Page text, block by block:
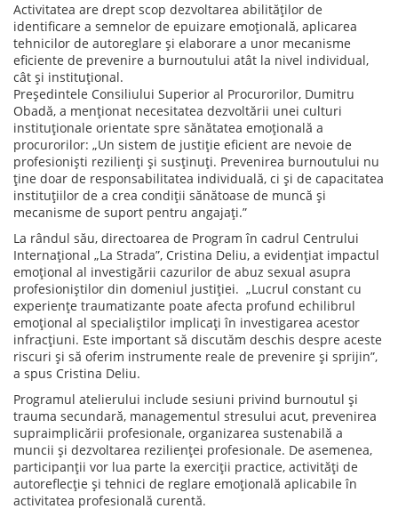
Activitatea are drept scop dezvoltarea abilităților de
identificare a semnelor de epuizare emoțională, aplicarea
tehnicilor de autoreglare și elaborare a unor mecanisme
eficiente de prevenire a burnoutului atât la nivel individual,
cât și instituțional.
Președintele Consiliului Superior al Procurorilor, Dumitru
Obadă, a menționat necesitatea dezvoltării unei culturi
instituționale orientate spre sănătatea emoțională a
procurorilor: „Un sistem de justiție eficient are nevoie de
profesioniști rezilienți și susținuți. Prevenirea burnoutului nu
ține doar de responsabilitatea individuală, ci și de capacitatea
instituțiilor de a crea condiții sănătoase de muncă și
mecanisme de suport pentru angajați.”
La rândul său, directoarea de Program în cadrul Centrului
Internațional „La Strada”, Cristina Deliu, a evidențiat impactul
emoțional al investigării cazurilor de abuz sexual asupra
profesioniștilor din domeniul justiției. „Lucrul constant cu
experiențe traumatizante poate afecta profund echilibrul
emoțional al specialiștilor implicați în investigarea acestor
infracțiuni. Este important să discutăm deschis despre aceste
riscuri și să oferim instrumente reale de prevenire și sprijin”,
a spus Cristina Deliu.
Programul atelierului include sesiuni privind burnoutul și
trauma secundară, managementul stresului acut, prevenirea
supraimplicării profesionale, organizarea sustenabilă a
muncii și dezvoltarea rezilienței profesionale. De asemenea,
participanții vor lua parte la exerciții practice, activități de
autoreflecție și tehnici de reglare emoțională aplicabile în
activitatea profesională curentă.